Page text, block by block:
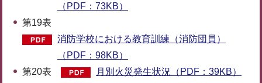
（PDF：73KB）
第19表
消防学校における教育訓練（消防団員）
（PDF：98KB）
第20表
月別火災発生状況（PDF：39KB）